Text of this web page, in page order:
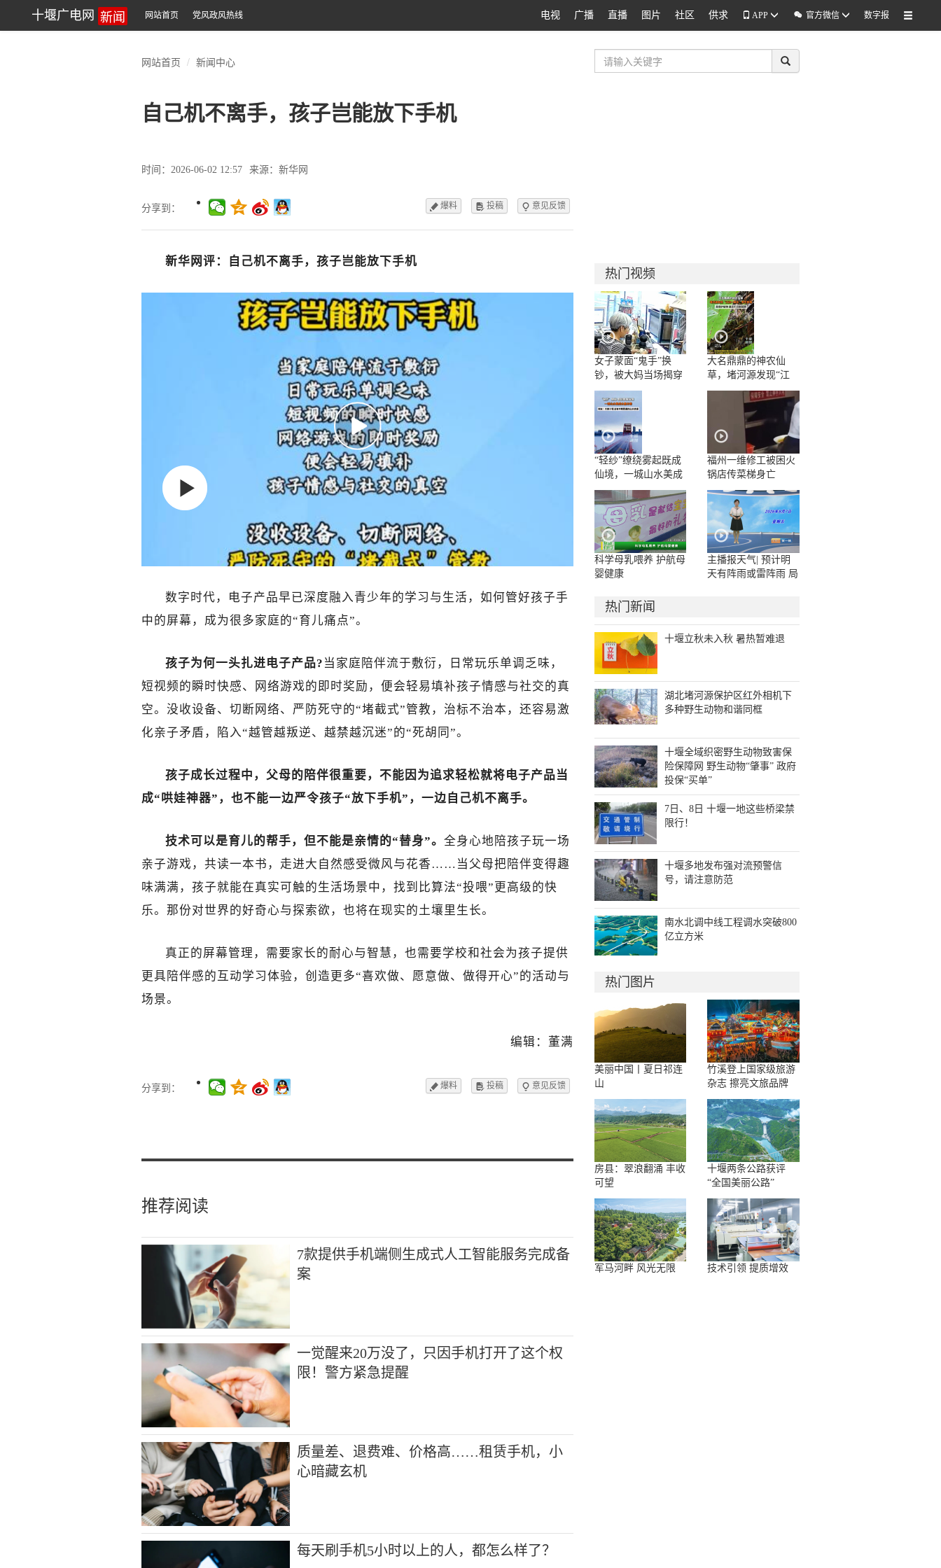
十堰广电网 新闻 网站首页 党风政风热线 电视 广播 直播 图片 社区 供求 APP  官方微信 数字报
网站首页 新闻中心
自己机不离手，孩子岂能放下手机
时间：2026-06-02 12:57 来源：新华网
分享到： 爆料  投稿  意见反馈
新华网评：自己机不离手，孩子岂能放下手机
数字时代，电子产品早已深度融入青少年的学习与生活，如何管好孩子手
中的屏幕，成为很多家庭的“育儿痛点”。
孩子为何一头扎进电子产品? 当家庭陪伴流于敷衍，日常玩乐单调乏味，
短视频的瞬时快感、网络游戏的即时奖励，便会轻易填补孩子情感与社交的真
空。没收设备、切断网络、严防死守的“堵截式”管教，治标不治本，还容易激
化亲子矛盾，陷入“越管越叛逆、越禁越沉迷”的“死胡同”。
孩子成长过程中，父母的陪伴很重要，不能因为追求轻松就将电子产品当
成“哄娃神器”，也不能一边严令孩子“放下手机”，一边自己机不离手。
技术可以是育儿的帮手，但不能是亲情的“替身”。 全身心地陪孩子玩一场
亲子游戏，共读一本书，走进大自然感受微风与花香……当父母把陪伴变得趣
味满满，孩子就能在真实可触的生活场景中，找到比算法“投喂”更高级的快
乐。那份对世界的好奇心与探索欲，也将在现实的土壤里生长。
真正的屏幕管理，需要家长的耐心与智慧，也需要学校和社会为孩子提供
更具陪伴感的互动学习体验，创造更多“喜欢做、愿意做、做得开心”的活动与
场景。
编辑：董满
分享到： 爆料  投稿  意见反馈
推荐阅读
7款提供手机端侧生成式人工智能服务完成备
案
一觉醒来20万没了，只因手机打开了这个权
限！警方紧急提醒
质量差、退费难、价格高……租赁手机，小
心暗藏玄机
每天刷手机5小时以上的人，都怎么样了？
热门视频
女子蒙面“鬼手”换
钞，被大妈当场揭穿
大名鼎鼎的神农仙
草，堵河源发现“江
边一碗水”野生群落
“轻纱”缭绕雾起既成
仙境，一城山水美成
水墨长卷
福州一维修工被困火
锅店传菜梯身亡
科学母乳喂养 护航母
婴健康
主播报天气| 预计明
天有阵雨或雷阵雨 局
热门新闻
十堰立秋未入秋 暑热暂难退
湖北堵河源保护区红外相机下
多种野生动物和谐同框
十堰全域织密野生动物致害保
险保障网 野生动物“肇事” 政府
投保“买单”
7日、8日 十堰一地这些桥梁禁
限行！
十堰多地发布强对流预警信
号，请注意防范
南水北调中线工程调水突破800
亿立方米
热门图片
美丽中国丨夏日祁连
山
竹溪登上国家级旅游
杂志 擦亮文旅品牌
房县：翠浪翻涌 丰收
可望
十堰两条公路获评
“全国美丽公路”
军马河畔 风光无限 技术引领 提质增效